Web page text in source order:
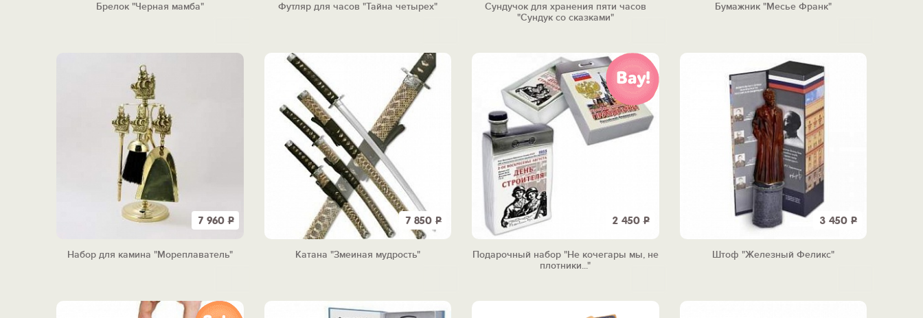
Брелок "Черная мамба" Футляр для часов "Тайна четырех"
Сундучок для хранения пяти часов
"Сундук со сказками"
Бумажник "Месье Франк"
7 960Р
Набор для камина "Мореплаватель"
7 850 Р
Катана "Змеиная мудрость"
2 450Р
Подарочный набор "Не кочегары мы, не
плотники..."
3 450 Р
Штоф "Железный Феликс"